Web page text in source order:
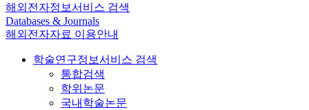
해외전자정보서비스 검색
Databases & Journals
해외전자자료 이용안내
학술연구정보서비스 검색
통합검색
학위논문
국내학술논문